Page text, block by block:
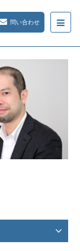
問い合わせ